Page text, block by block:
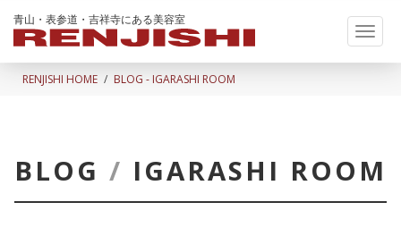
青山・表参道・吉祥寺にある美容室
RENJISHI HOME BLOG - IGARASHI ROOM
BLOG / IGARASHI ROOM